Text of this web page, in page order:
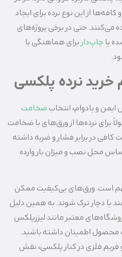
از این نوع نرده برای ایجاد
می‌کنند. حتی در برخی پروژه‌های
یاچاپ‌دار برای هماهنگی با
نرده پلکسی
و بادوام، انتخاب ضخامت
برای نرده‌ها از ورق‌های با ضخامت
کافی در برابر فشار و ضربه داشته
محل نصب و میزان بار وارده
است. ورق‌های بی‌کیفیت ممکن
یا دچار ترک شوند. به همین دلیل
معتبر مانند لیزرپلکس
محصول اطمینان داشته باشید.
فلزی در کنار پلکسی، نقش